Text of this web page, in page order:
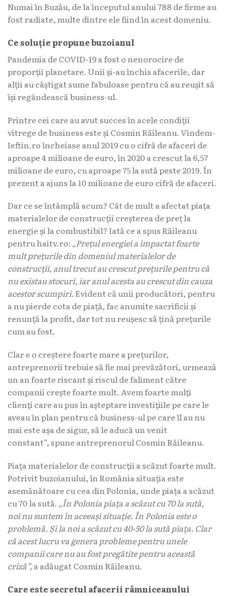
Numai în Buzău, de la începutul anului 788 de firme au
fost radiate, multe dintre ele fiind în acest domeniu.
Ce soluție propune buzoianul
Pandemia de COVID-19 a fost o nenorocire de
proporții planetare. Unii și-au închis afacerile, dar
alții au câștigat sume fabuloase pentru că au reușit să
își regândească business-ul.
Printre cei care au avut succes în acele condiții
vitrege de business este și Cosmin Răileanu. Vindem-
Ieftin.ro încheiase anul 2019 cu o cifră de afaceri de
aproape 4 milioane de euro, în 2020 a crescut la 6,57
milioane de euro, cu aproape 75 la sută peste 2019. În
prezent a ajuns la 10 milioane de euro cifră de afaceri.
Dar ce se întâmplă acum? Cât de mult a afectat piața
materialelor de construcții creșterea de preț la
energie și la combustibil? Iată ce a spus Răileanu
pentru haitv.ro: „Prețul energiei a impactat foarte
mult prețurile din domeniul materialelor de
construcții, anul trecut au crescut prețurile pentru că
nu existau stocuri, iar anul acesta au crescut din cauza
acestor scumpiri.Evident că unii producători, pentru
a nu pierde cota de piață, fac anumite sacrificii și
renunță la profit, dar tot nu reușesc să țină prețurile
cum au fost.
Clar e o creștere foarte mare a prețurilor,
antreprenorii trebuie să fie mai prevăzători, urmează
un an foarte riscant și riscul de faliment către
companii crește foarte mult. Avem foarte mulți
clienți care au pus în așteptare investițiile pe care le
aveau în plan pentru că business-ul pe care îl au nu
mai este așa de sigur, să le aducă un venit
constant”, spune antreprenorul Cosmin Răileanu.
Piața materialelor de construcții a scăzut foarte mult.
Potrivit buzoianului, în România situația este
asemănătoare cu cea din Polonia, unde piața a scăzut
cu 70 la sută. „În Polonia piața a scăzut cu 70 la sută,
noi nu suntem în aceeași situație. În Polonia este o
problemă. Și la noi a scăzut cu 40-50 la sută piața. Clar
că acest lucru va genera probleme pentru unele
companii care nu au fost pregătite pentru această
criză”, a adăugat Cosmin Răileanu.
Care este secretul afacerii râmniceanului